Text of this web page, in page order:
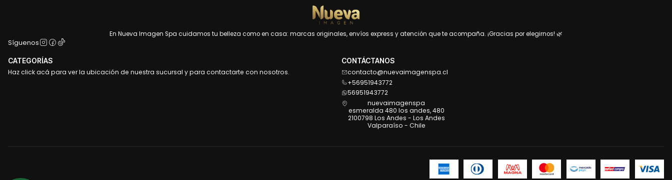
En Nueva Imagen Spa cuidamos tu belleza como en casa: marcas originales, envíos express y atención que te acompaña. ¡Gracias por elegirnos! 🌿
Síguenos
CATEGORÍAS
Haz click acá para ver la ubicación de nuestra sucursal y para contactarte con nosotros.
CONTÁCTANOS
contacto@nuevaimagenspa.cl
+56951943772
56951943772
nuevaimagenspa
esmeralda 480 los andes, 480
2100798 Los Andes - Los Andes
Valparaíso - Chile